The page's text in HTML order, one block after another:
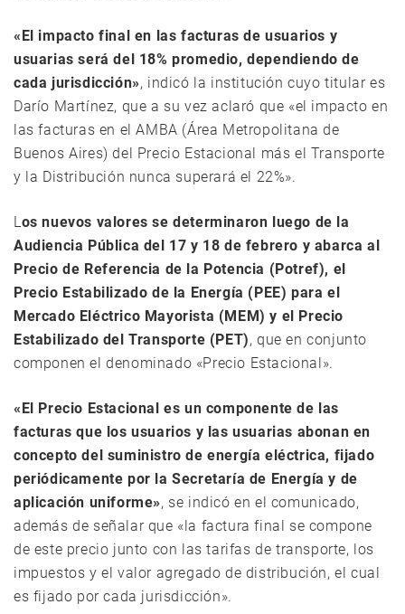
«El impacto final en las facturas de usuarios y
usuarias será del 18% promedio, dependiendo de
cada jurisdicción», indicó la institución cuyo titular es
Darío Martínez, que a su vez aclaró que «el impacto en
las facturas en el AMBA (Área Metropolitana de
Buenos Aires) del Precio Estacional más el Transporte
y la Distribución nunca superará el 22%».
Los nuevos valores se determinaron luego de la
Audiencia Pública del 17 y 18 de febrero y abarca al
Precio de Referencia de la Potencia (Potref), el
Precio Estabilizado de la Energía (PEE) para el
Mercado Eléctrico Mayorista (MEM) y el Precio
Estabilizado del Transporte (PET), que en conjunto
componen el denominado «Precio Estacional».
«El Precio Estacional es un componente de las
facturas que los usuarios y las usuarias abonan en
concepto del suministro de energía eléctrica, fijado
periódicamente por la Secretaría de Energía y de
aplicación uniforme», se indicó en el comunicado,
además de señalar que «la factura final se compone
de este precio junto con las tarifas de transporte, los
impuestos y el valor agregado de distribución, el cual
es fijado por cada jurisdicción».